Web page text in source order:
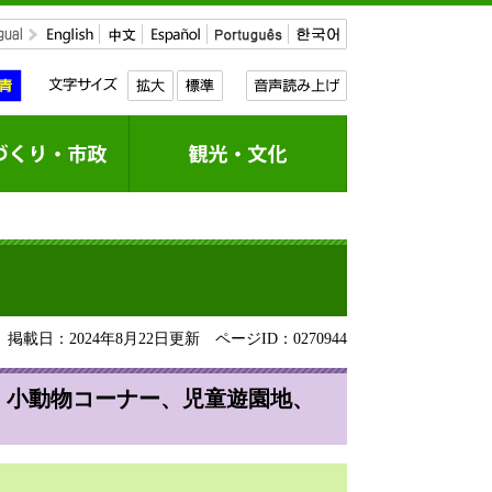
載日：2024年8月22日更新 ページID：0270944
動物コーナー、児童遊園地、